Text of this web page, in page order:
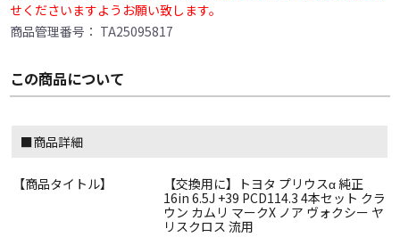
せくださいますようお願い致します。
商品管理番号： TA25095817
この商品について
■商品詳細
【商品タイトル】
【交換用に】トヨタ プリウスα 純正
16in 6.5J +39 PCD114.3 4本セット クラ
ウン カムリ マークX ノア ヴォクシー ヤ
リスクロス 流用